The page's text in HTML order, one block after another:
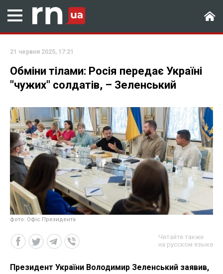
21 червня 2025, 17:21
Обміни тілами: Росія передає Україні
"чужих" солдатів, – Зеленський
фото: Офіс Президента
Читайте также
на русском языке
Президент України Володимир Зеленський заявив,